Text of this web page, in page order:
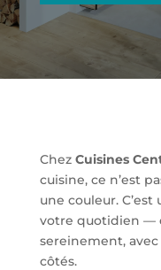
Chez Cuisines
cuisine, ce n’est
une couleur.
votre quotidien —
sereinement, avec
côtés.